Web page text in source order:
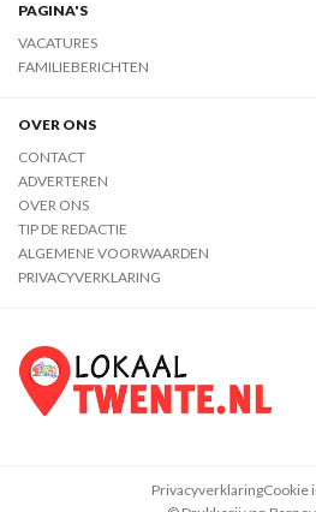
PAGINA'S
VACATURES
FAMILIEBERICHTEN
OVER ONS
CONTACT
ADVERTEREN
OVER ONS
TIP DE REDACTIE
ALGEMENE VOORWAARDEN
PRIVACYVERKLARING
PrivacyverklaringCookie